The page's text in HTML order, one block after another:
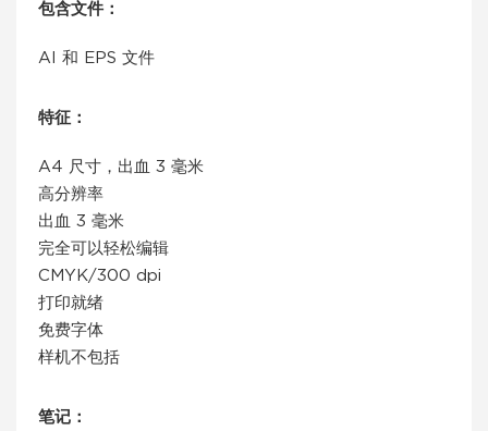
包含文件：
AI 和 EPS 文件
特征：
A4 尺寸，出血 3 毫米
高分辨率
出血 3 毫米
完全可以轻松编辑
CMYK/300 dpi
打印就绪
免费字体
样机不包括
笔记：